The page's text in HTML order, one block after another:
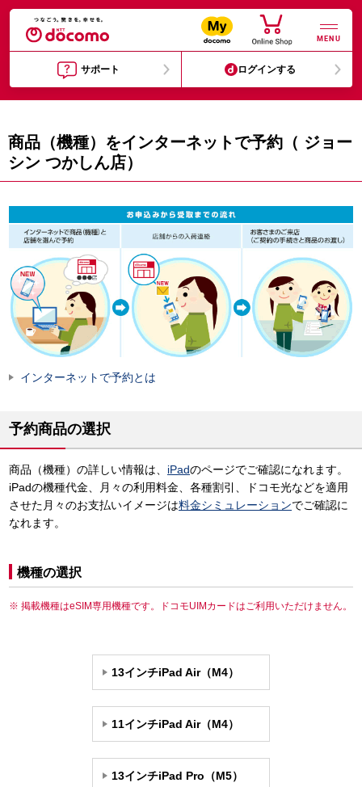
MENU
サポート ログインする
商品（機種）をインターネットで予約（ ジョー
シン つかしん店）
インターネットで予約とは
予約商品の選択
商品（機種）の詳しい情報は、 iPadのページでご確認になれます。
iPadの機種代金、月々の利用料金、各種割引、ドコモ光などを適用
させた月々のお支払いイメージは料金シミュレーションでご確認に
なれます。
機種の選択
掲載機種はeSIM専用機種です。ドコモUIMカードはご利用いただけません。
13インチiPad Air（M4）
11インチiPad Air（M4）
13インチiPad Pro（M5）